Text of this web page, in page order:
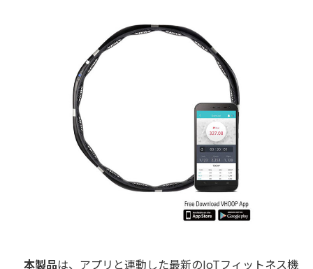
本製品は、アプリと連動した最新のIoTフィットネス機